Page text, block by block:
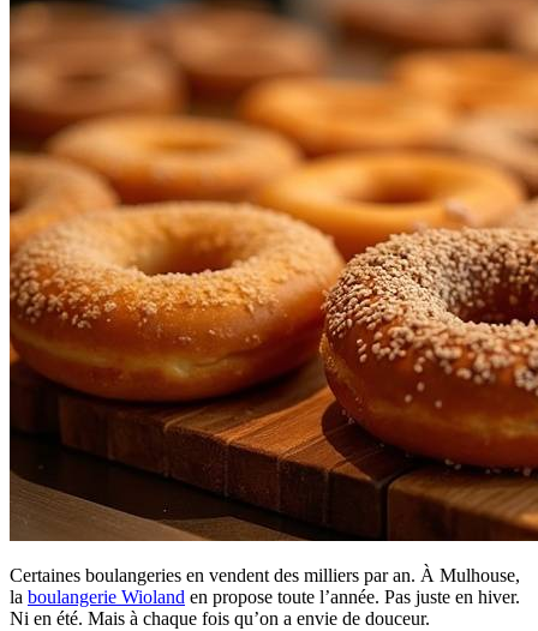
Certaines boulangeries en vendent des milliers par an. À Mulhouse,
la boulangerie Wioland en propose toute l’année. Pas juste en hiver.
Ni en été. Mais à chaque fois qu’on a envie de douceur.